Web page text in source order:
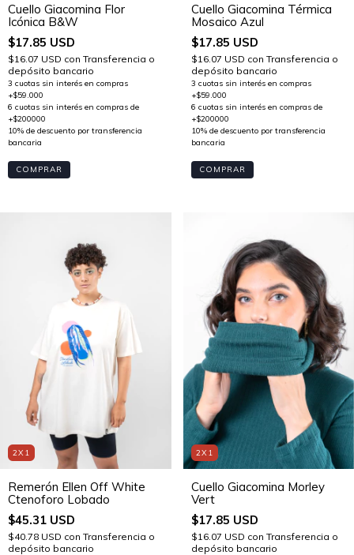
Cuello Giacomina Flor
Icónica B&W
$17.85 USD
$16.07 USD con Transferencia o
depósito bancario
Cuello Giacomina Térmica
Mosaico Azul
$17.85 USD
$16.07 USD con Transferencia o
depósito bancario
2X1
Remerón Ellen Off White
Ctenoforo Lobado
$45.31 USD
$40.78 USD con Transferencia o
depósito bancario
2X1
Cuello Giacomina Morley
Vert
$17.85 USD
$16.07 USD con Transferencia o
depósito bancario